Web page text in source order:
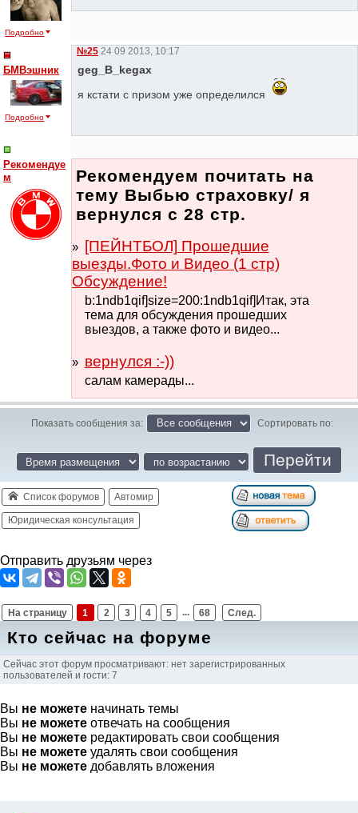
Подробно
БМВэшник
Подробно
№25 24 09 2013, 10:17
geg_B_kegax
я кстати с призом уже определился
Рекомендуе
м
Рекомендуем почитать на
тему Выбью страховку/ я
вернулся с 28 стр.
[ПЕЙНТБОЛ] Прошедшие
выезды.Фото и Видео (1 стр)
Обсуждение!
b:1ndb1qif]size=200:1ndb1qif]Итак, эта
тема для обсуждения прошедших
выездов, а также фото и видео...
вернулся :-))
салам камерады...
Показать сообщения за: Сортировать по:
Список форумов Автомир
Юридическая консультация
Отправить друзьям через
На страницу 1 2 3 4 5 ... 68 След.
Кто сейчас на форуме
Сейчас этот форум просматривают: нет зарегистрированных
пользователей и гости: 7
Вы не можете начинать темы
Вы не можете отвечать на сообщения
Вы не можете редактировать свои сообщения
Вы не можете удалять свои сообщения
Вы не можете добавлять вложения